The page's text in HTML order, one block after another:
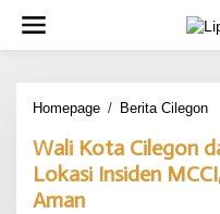
w
Homepage / Berita Cilegon
l
i
K
Wali Kota Cilegon
Lokasi Insiden
Aman